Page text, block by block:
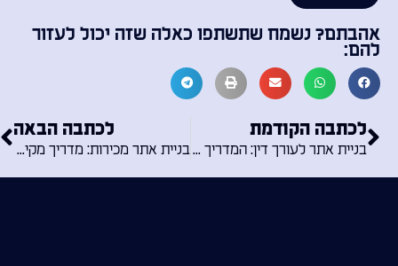
אהבתם? נשמח שתשתפו כאלה שזה יכול לעזור
להם:
לכתבה הקודמת
בניית אתר לעורך דין: המדריך השלם להצלחה דיגיטלית
לכתבה הבאה
בניית אתר מכירות: מדריך מקיף להצלחה בעולם המסחר המקוון